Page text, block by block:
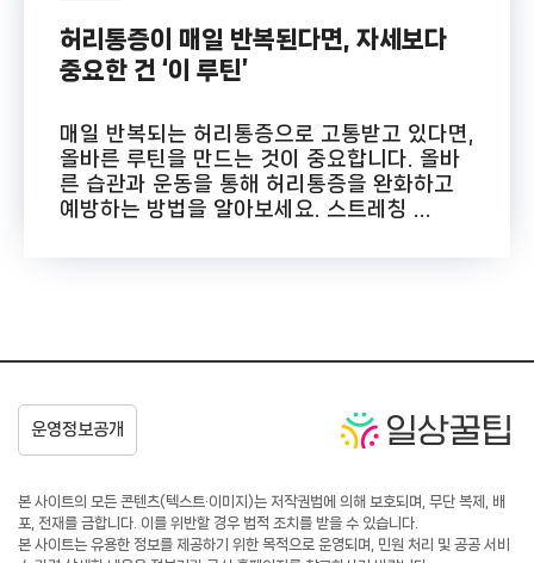
허리통증이 매일 반복된다면, 자세보다
중요한 건 ‘이 루틴’
매일 반복되는 허리통증으로 고통받고 있다면,
올바른 루틴을 만드는 것이 중요합니다. 올바
른 습관과 운동을 통해 허리통증을 완화하고
예방하는 방법을 알아보세요. 스트레칭 ...
본 사이트의 모든 콘텐츠(텍스트·이미지)는 저작권법에 의해 보호되며, 무단 복제, 배
포, 전재를 금합니다. 이를 위반할 경우 법적 조치를 받을 수 있습니다.
본 사이트는 유용한 정보를 제공하기 위한 목적으로 운영되며, 민원 처리 및 공공 서비